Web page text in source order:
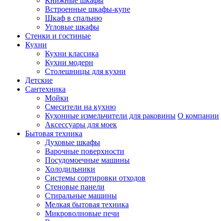
Встроенные шкафы-купе
Шкаф в спальню
Угловые шкафы
Стенки и гостиные
Кухни
Кухни классика
Кухни модерн
Столешницы для кухни
Детские
Сантехника
Мойки
Смесители на кухню
Кухонные измельчители для раковины
Аксессуары для моек
Бытовая техника
Духовые шкафы
Варочные поверхности
Посудомоечные машины
Холодильники
Системы сортировки отходов
Стеновые панели
Стиральные машины
Мелкая бытовая техника
Микроволновые печи
О компании